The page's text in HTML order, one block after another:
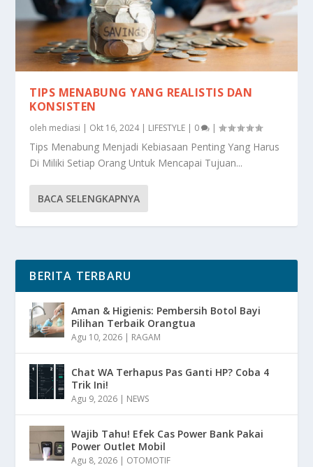
TIPS MENABUNG YANG REALISTIS DAN
KONSISTEN
oleh mediasi | Okt 16, 2024| LIFESTYLE | 0 |
Tips Menabung Menjadi Kebiasaan Penting Yang Harus
Di Miliki Setiap Orang Untuk Mencapai Tujuan...
BACA SELENGKAPNYA
BERITA TERBARU
Aman & Higienis: Pembersih Botol Bayi
Pilihan Terbaik Orangtua
Agu 10, 2026 | RAGAM
Chat WA Terhapus Pas Ganti HP? Coba 4
Trik Ini!
Agu 9, 2026 | NEWS
Wajib Tahu! Efek Cas Power Bank Pakai
Power Outlet Mobil
Agu 8, 2026 | OTOMOTIF